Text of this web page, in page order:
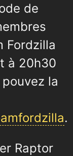
de
Fordzilla
à 20h30
la
.
Raptor